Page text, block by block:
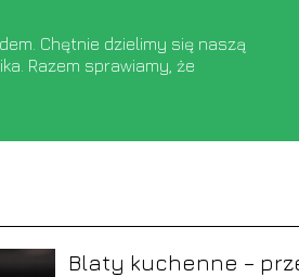
Chętnie dzielimy się naszą
Razem sprawiamy, że
Blaty kuchenne –